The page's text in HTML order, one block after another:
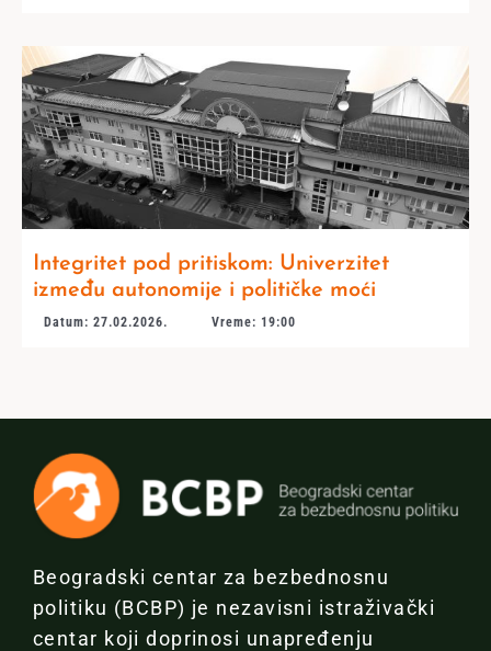
Integritet pod pritiskom: Univerzitet
između autonomije i političke moći
Datum: 27.02.2026. Vreme: 19:00
Beogradski centar za bezbednosnu
politiku (BCBP) je nezavisni istraživački
centar koji doprinosi unapređenju